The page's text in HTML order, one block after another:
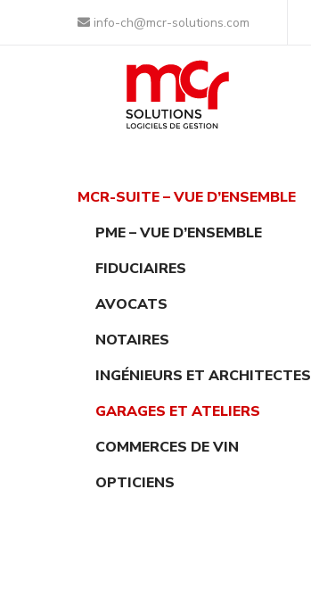
info-ch@mcr-solutions.com
MCR-SUITE – VUE D’ENSEMBLE
PME – VUE D’ENSEMBLE
FIDUCIAIRES
AVOCATS
NOTAIRES
INGÉNIEURS ET ARCHITECTES
GARAGES ET ATELIERS
COMMERCES DE VIN
OPTICIENS
Panneau de gestion des cookies